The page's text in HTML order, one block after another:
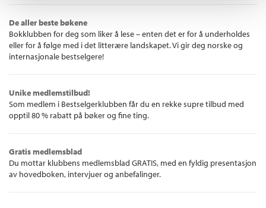
De aller beste bøkene
Bokklubben for deg som liker å lese – enten det er for å underholdes
eller for å følge med i det litterære landskapet. Vi gir deg norske og
internasjonale bestselgere!
Unike medlemstilbud!
Som medlem i Bestselgerklubben får du en rekke supre tilbud med
opptil 80 % rabatt på bøker og fine ting.
Gratis medlemsblad
Du mottar klubbens medlemsblad GRATIS, med en fyldig presentasjon
av hovedboken, intervjuer og anbefalinger.